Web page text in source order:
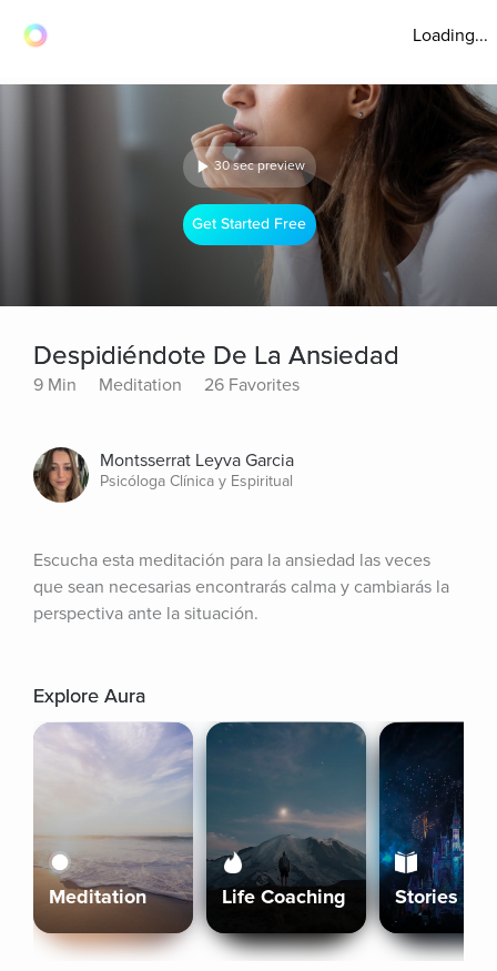
Loading...
30 sec preview
Get Started Free
Despidiéndote De La Ansiedad
9 Min Meditation 26 Favorites
Montsserrat Leyva Garcia
Psicóloga Clínica y Espiritual
Escucha esta meditación para la ansiedad las veces
que sean necesarias encontrarás calma y cambiarás la
perspectiva ante la situación.
Explore Aura
Meditation Life Coaching Stories